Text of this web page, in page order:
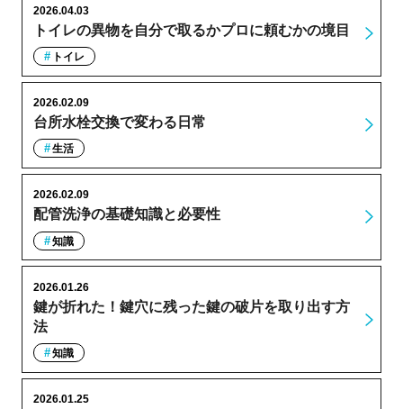
トイレの異物を自分で取るかプロに頼むかの境目
2026.04.03
トイレ
台所水栓交換で変わる日常
2026.02.09
生活
配管洗浄の基礎知識と必要性
2026.02.09
知識
鍵が折れた！鍵穴に残った鍵の破片を取り出す方
法
2026.01.26
知識
2026.01.25